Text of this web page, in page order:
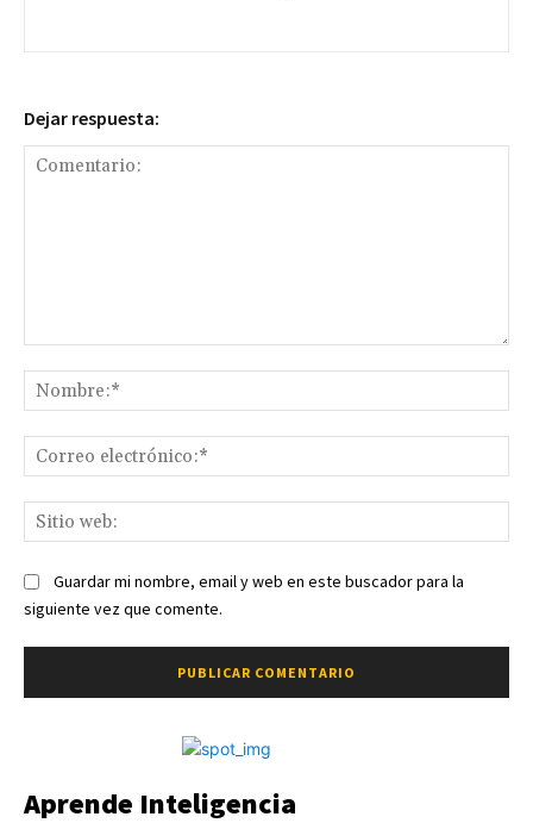
Dejar respuesta:
Guardar mi nombre, email y web en este buscador para la
siguiente vez que comente.
Aprende Inteligencia